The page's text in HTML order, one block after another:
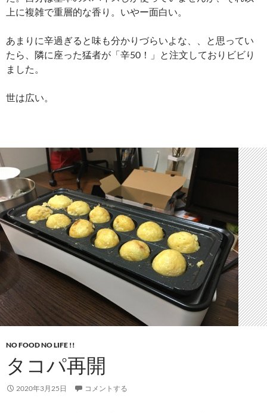
上に複雑で重層的な香り。いやー面白い。
あまりに辛過ぎると味も分かりづらいよな、、と思ってい
たら、隣に座った猛者が「辛50！」と注文しておりビビり
ました。
世は広い。
NO FOOD NO LIFE !!
タコパ再開
2020年3月25日 コメントする